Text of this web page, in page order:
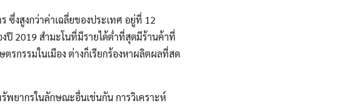
ซึ่งสูงกว่าค่าเฉลี่ยของประเทศ อยู่ที่ 12
งปี 2019 สำมะโนที่มีรายได้ต่ำที่สุดมีร้านค้าที่
กรรมในเมือง ต่างก็เรียกร้องหาผลิตผลที่สด
ยากรในลักษณะอื่นเช่นกัน การวิเคราะห์